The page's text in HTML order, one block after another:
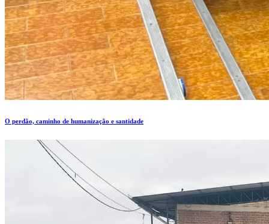
O perdão, caminho de humanização e santidade